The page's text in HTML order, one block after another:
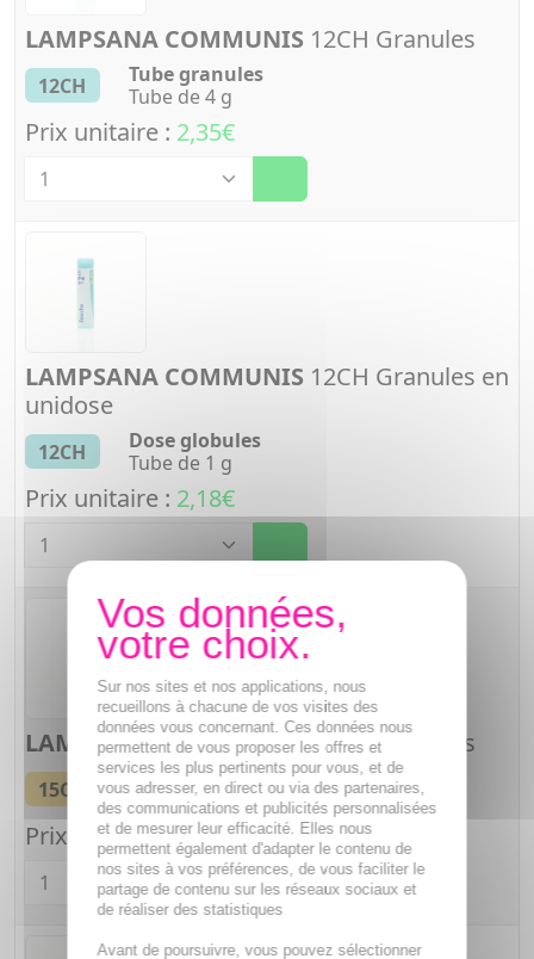
LAMPSANA COMMUNIS 12CH Granules
12CH
Tube granules
Tube de 4 g
Prix unitaire : 2,35€
LAMPSANA COMMUNIS 12CH Granules en
unidose
12CH
Dose globules
Tube de 1 g
Prix unitaire : 2,18€
Quantité
LAMPSANA COMMUNIS15CH Granules
15CH
Tube granules
Tube de 4 g
Prix unitaire :2,35€
Quantité
Sur nos sites et nos applications, nous
recueillons à chacune de vos visites des
données vous concernant. Ces données nous
permettent de vous proposer les offres et
services les plus pertinents pour vous, et de
vous adresser, en direct ou via des partenaires,
des communications et publicités personnalisées
et de mesurer leur efficacité. Elles nous
permettent également d'adapter le contenu de
nos sites à vos préférences, de vous faciliter le
partage de contenu sur les réseaux sociaux et
de réaliser des statistiques
Avant de poursuivre, vous pouvez sélectionner